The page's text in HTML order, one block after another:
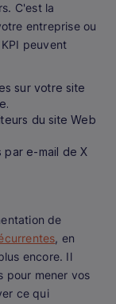
C'est la
entreprise ou
peuvent
sur votre site
du site Web
par e-mail de X
de
, en
encore. Il
pour mener vos
ce qui